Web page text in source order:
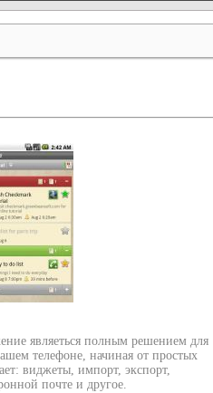
являеться полным решением для
телефоне, начиная от простых
виджеты, импорт, экспорт,
почте и другое.